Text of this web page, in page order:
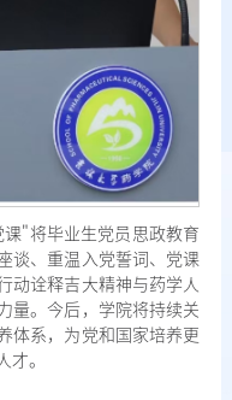
"将毕业生党员思政教育
谈、重温入党誓词、党课
动诠释吉大精神与药学人
量。今后，学院将持续关
体系，为党和国家培养更
人才。